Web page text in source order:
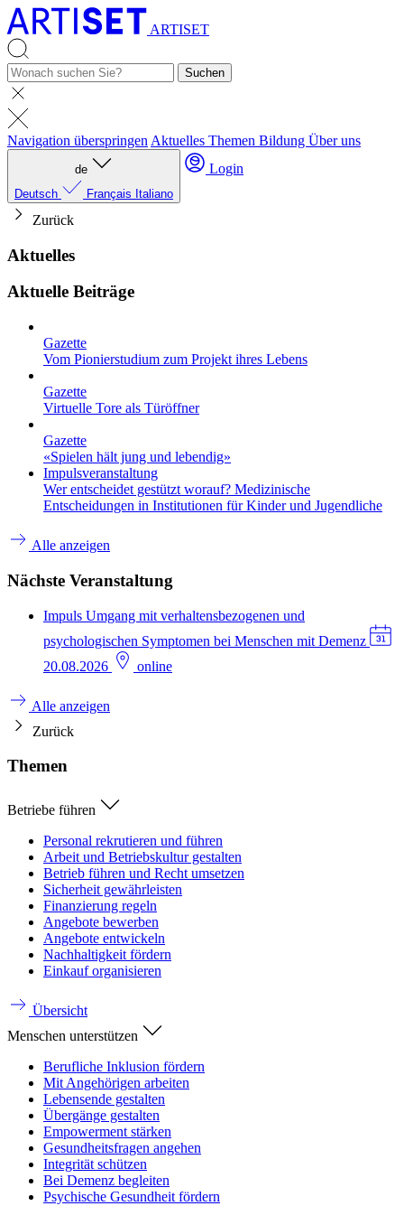
ARTISET
Suchen
Navigation überspringen Aktuelles Themen Bildung Über uns
de
Deutsch
Français Italiano
Login
Zurück
Aktuelles
Aktuelle Beiträge
Gazette
Vom Pionierstudium zum Projekt ihres Lebens
Gazette
Virtuelle Tore als Türöffner
Gazette
«Spielen hält jung und lebendig»
Impulsveranstaltung
Wer entscheidet gestützt worauf? Medizinische
Entscheidungen in Institutionen für Kinder und Jugendliche
Alle anzeigen
Nächste Veranstaltung
Impuls Umgang mit verhaltensbezogenen und
psychologischen Symptomen bei Menschen mit Demenz
20.08.2026
online
Alle anzeigen
Zurück
Themen
Betriebe führen
Personal rekrutieren und führen
Arbeit und Betriebskultur gestalten
Betrieb führen und Recht umsetzen
Sicherheit gewährleisten
Finanzierung regeln
Angebote bewerben
Angebote entwickeln
Nachhaltigkeit fördern
Einkauf organisieren
Übersicht
Menschen unterstützen
Berufliche Inklusion fördern
Mit Angehörigen arbeiten
Lebensende gestalten
Übergänge gestalten
Empowerment stärken
Gesundheitsfragen angehen
Integrität schützen
Bei Demenz begleiten
Psychische Gesundheit fördern